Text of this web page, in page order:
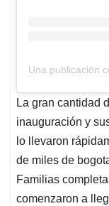
Una publicación
La gran cantidad
inauguración y
lo llevaron
de miles de
Familias
comenzaron a